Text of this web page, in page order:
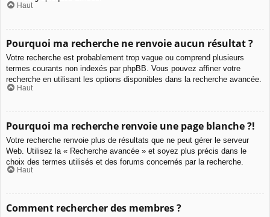
Haut
Pourquoi ma recherche ne renvoie aucun résultat ?
Votre recherche est probablement trop vague ou comprend plusieurs
termes courants non indexés par phpBB. Vous pouvez affiner votre
recherche en utilisant les options disponibles dans la recherche avancée.
Haut
Pourquoi ma recherche renvoie une page blanche ?!
Votre recherche renvoie plus de résultats que ne peut gérer le serveur
Web. Utilisez la « Recherche avancée » et soyez plus précis dans le
choix des termes utilisés et des forums concernés par la recherche.
Haut
Comment rechercher des membres ?